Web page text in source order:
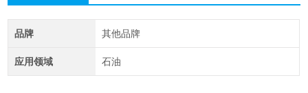
品牌 其他品牌
应用领域 石油